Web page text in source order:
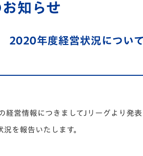
フォトギャラリー
知らせ
2020年度経営状況について
経営情報につきましてJリーグより発表
を報告いたします。